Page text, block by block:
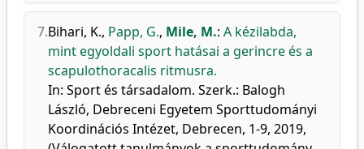
7.Bihari, K., Papp, G., Mile, M.: A kézilabda,
mint egyoldali sport hatásai a gerincre és a
scapulothoracalis ritmusra.
In: Sport és társadalom. Szerk.: Balogh
László, Debreceni Egyetem Sporttudományi
Koordinációs Intézet, Debrecen, 1-9, 2019,